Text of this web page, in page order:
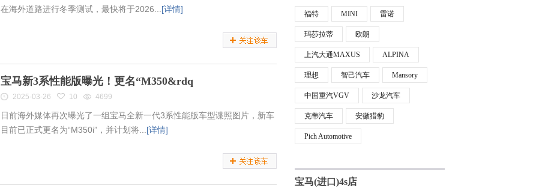
在海外道路进行冬季测试，最快将于2026... [详情]
宝马新3系性能版曝光！更名“M350&rdq
2025-03-26 10 4699
日前海外媒体再次曝光了一组宝马全新一代3系性能版车型谍照图片，新车
目前已正式更名为“M350i”，并计划将... [详情]
福特 MINI 雷诺
玛莎拉蒂 欧朗
上汽大通MAXUS ALPINA
理想 智己汽车 Mansory
中国重汽VGV 沙龙汽车
克蒂汽车 安徽猎豹
Pich Automotive
宝马(进口)4s店